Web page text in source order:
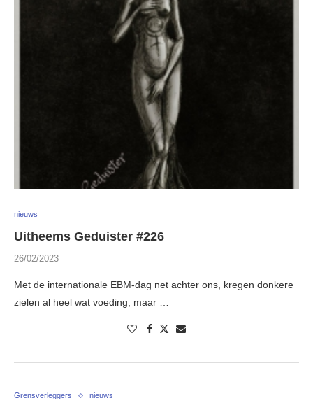
nieuws
Uitheems Geduister #226
26/02/2023
Met de internationale EBM-dag net achter ons, kregen donkere
zielen al heel wat voeding, maar …
Grensverleggers nieuws